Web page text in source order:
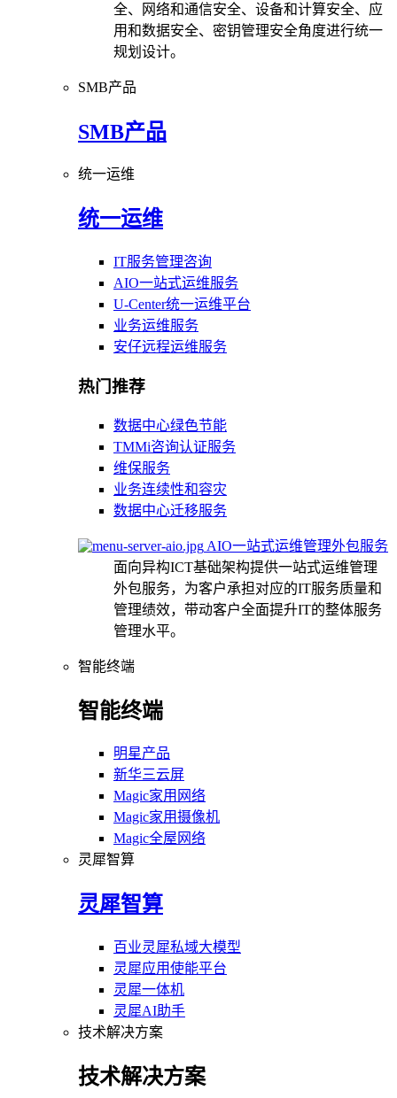
全、网络和通信安全、设备和计算安全、应
用和数据安全、密钥管理安全角度进行统一
规划设计。
SMB产品
SMB产品
统一运维
统一运维
IT服务管理咨询
AIO一站式运维服务
U-Center统一运维平台
业务运维服务
安仔远程运维服务
热门推荐
数据中心绿色节能
TMMi咨询认证服务
维保服务
业务连续性和容灾
数据中心迁移服务
AIO一站式运维管理外包服务
面向异构ICT基础架构提供一站式运维管理
外包服务，为客户承担对应的IT服务质量和
管理绩效，带动客户全面提升IT的整体服务
管理水平。
智能终端
智能终端
明星产品
新华三云屏
Magic家用网络
Magic家用摄像机
Magic全屋网络
灵犀智算
灵犀智算
百业灵犀私域大模型
灵犀应用使能平台
灵犀一体机
灵犀AI助手
技术解决方案
技术解决方案